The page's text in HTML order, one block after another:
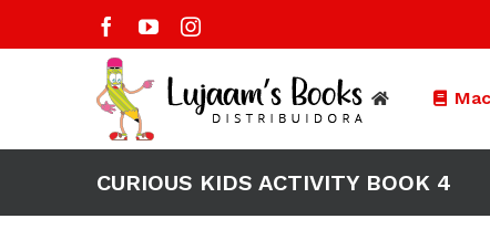
Facebook
YouTubeInstagram
CURIOUS KIDS ACTIVITY BOOK 4